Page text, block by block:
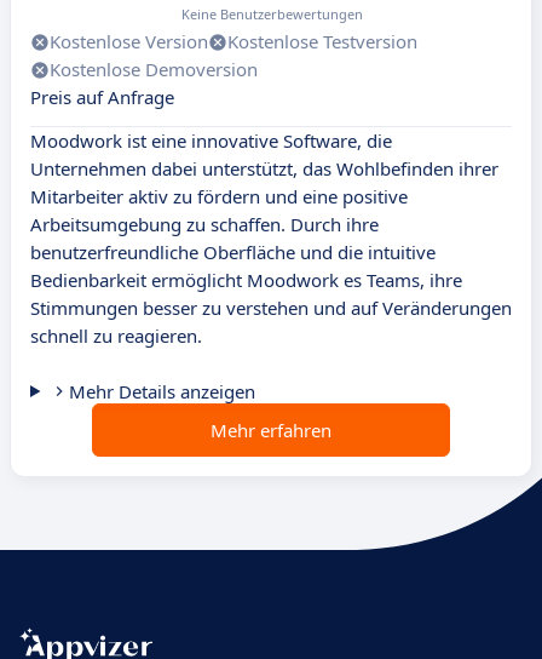
Keine Benutzerbewertungen
Kostenlose Version
Kostenlose Testversion
Kostenlose Demoversion
Preis auf Anfrage
Moodwork ist eine innovative Software, die
Unternehmen dabei unterstützt, das Wohlbefinden ihrer
Mitarbeiter aktiv zu fördern und eine positive
Arbeitsumgebung zu schaffen. Durch ihre
benutzerfreundliche Oberfläche und die intuitive
Bedienbarkeit ermöglicht Moodwork es Teams, ihre
Stimmungen besser zu verstehen und auf Veränderungen
schnell zu reagieren.
Mehr Details anzeigen
Mehr erfahren